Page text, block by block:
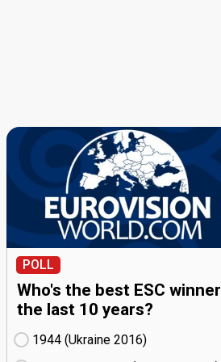
POLL
Who's the best ESC winner
the last 10 years?
1944 (Ukraine
16)